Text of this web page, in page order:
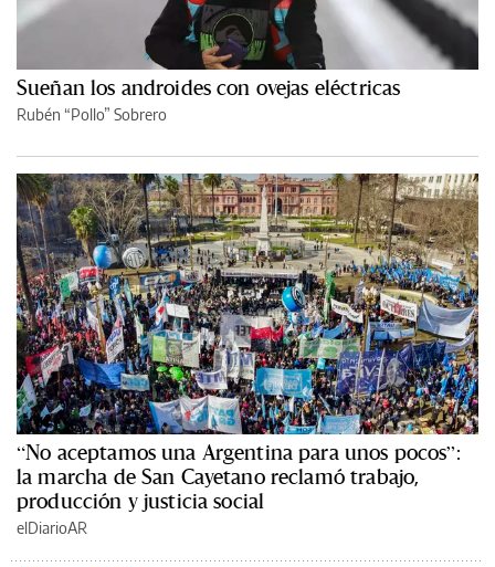
Sueñan los androides con ovejas eléctricas
Rubén “Pollo” Sobrero
“No aceptamos una Argentina para unos pocos”:
la marcha de San Cayetano reclamó trabajo,
producción y justicia social
elDiarioAR